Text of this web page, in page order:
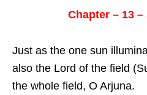
Chapter – 13 –
Just as the one sun
also the Lord of the field
the whole field, O Arjuna.